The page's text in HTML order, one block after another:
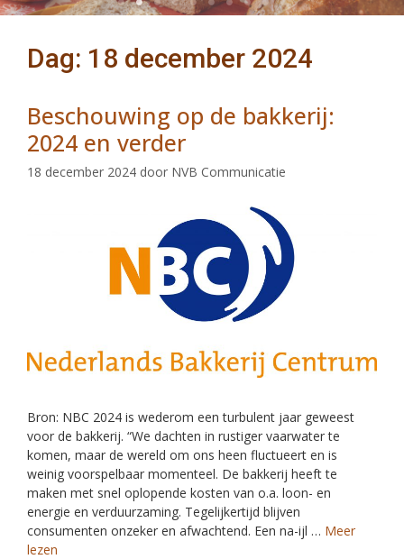
Dag: 18 december 2024
Beschouwing op de bakkerij:
2024 en verder
18 december 2024 door NVB Communicatie
Bron: NBC 2024 is wederom een turbulent jaar geweest
voor de bakkerij. “We dachten in rustiger vaarwater te
komen, maar de wereld om ons heen fluctueert en is
weinig voorspelbaar momenteel. De bakkerij heeft te
maken met snel oplopende kosten van o.a. loon- en
energie en verduurzaming. Tegelijkertijd blijven
consumenten onzeker en afwachtend. Een na-ijl … Meer
lezen